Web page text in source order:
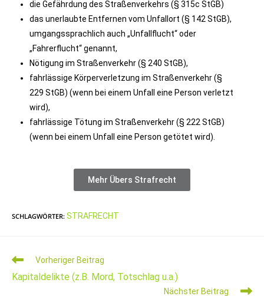
die Gefährdung des Straßenverkehrs (§ 315c StGB)
das unerlaubte Entfernen vom Unfallort (§ 142 StGB),
umgangssprachlich auch „Unfallflucht“ oder
„Fahrerflucht“ genannt,
Nötigung im Straßenverkehr (§ 240 StGB),
fahrlässige Körperverletzung im Straßenverkehr (§
229 StGB) (wenn bei einem Unfall eine Person verletzt
wird),
fahrlässige Tötung im Straßenverkehr (§ 222 StGB)
(wenn bei einem Unfall eine Person getötet wird).
Mehr Übers Strafrecht
SCHLAGWÖRTER: STRAFRECHT
Vorheriger Beitrag
Kapitaldelikte (z.B. Mord, Totschlag u.a.)
Nächster Beitrag